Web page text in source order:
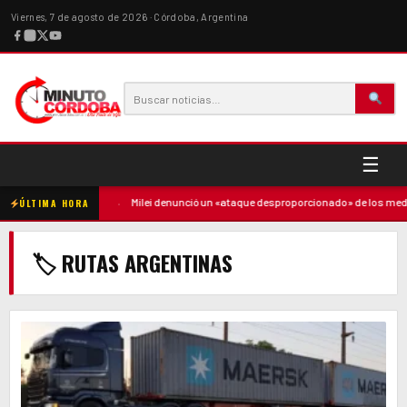
Viernes, 7 de agosto de 2026 · Córdoba, Argentina
☰
ÚLTIMA HORA
contra la madre Milei denunció un «ataque desproporcionado» de los
🏷 RUTAS ARGENTINAS